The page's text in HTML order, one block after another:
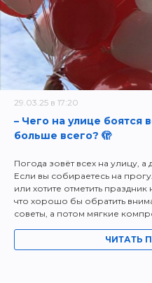
29.03.25 в 17:20
– Чего на улице
больше всего? 🫣
Погода зовёт всех на улицу,
Если вы собираетесь на
или хотите отметить
что хорошо бы обратить
советы, а потом мягкие
ЧИТАТЬ